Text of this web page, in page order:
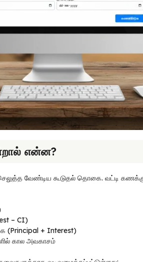
என்ன?
வேண்டிய கூடுதல் தொகை. வட்டி
– CI)
+ Interest)
கால அவகாசம்